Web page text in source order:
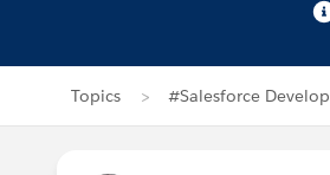
Topics #Salesforce